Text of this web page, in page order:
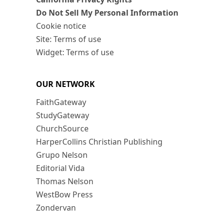
Do Not Sell My Personal Information
Cookie notice
Site: Terms of use
Widget: Terms of use
OUR NETWORK
FaithGateway
StudyGateway
ChurchSource
HarperCollins Christian Publishing
Grupo Nelson
Editorial Vida
Thomas Nelson
WestBow Press
Zondervan